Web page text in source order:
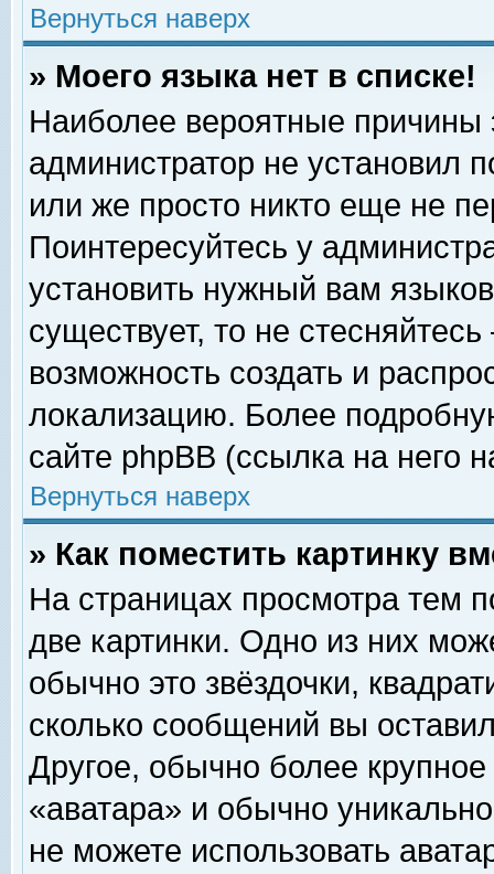
Вернуться наверх
» Моего языка нет в списке!
Наиболее вероятные причины
администратор не установил
или же просто никто еще не
Поинтересуйтесь у
установить нужный вам
существует, то не
возможность создать и
локализацию. Более
сайте phpBB (ссылка на него
Вернуться наверх
» Как поместить картинку
На страницах просмотра тем
две картинки. Одно из них
обычно это звёздочки,
сколько сообщений вы
Другое, обычно более
«аватара» и обычно
не можете использовать